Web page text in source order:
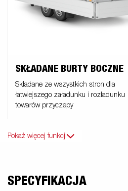
SKŁADANE BURTY BOCZNE
Składane ze wszystkich stron dla
łatwiejszego załadunku i rozładunku
towarów przyczepy
Pokaż więcej funkcji
SPECYFIKACJA